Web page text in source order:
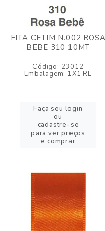
FITA CETIM N.002 ROSA
BEBE 310 10MT
Código: 23012
Embalagem: 1X1 RL
Faça seu login
ou
cadastre-se
para ver preços
e comprar